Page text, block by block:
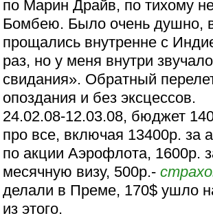
по Марин Драйв, по тихому
Бомбею. Было очень душно,
прощались внутренне с
раз, но у меня внутри
свидания». Обратный
опоздания и без эксцессов.
24.02.08-12.03.08, бюджет
про все, включая 13400р. за
по акции Аэрофлота, 1600р.
месячную визу, 500р.-
делали в Преме, 170$ ушло
из этого.